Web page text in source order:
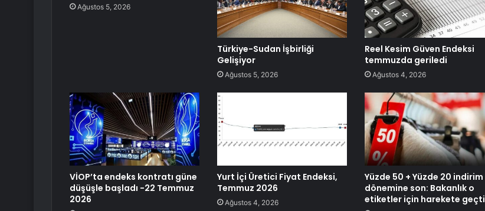
Ağustos 5, 2026
Türkiye-Sudan İşbirliği
Gelişiyor
Ağustos 5, 2026
Reel Kesim Güven Endeksi
temmuzda geriledi
Ağustos 4, 2026
VİOP’ta endeks kontratı güne
düşüşle başladı -22 Temmuz
2026
Yurt İçi Üretici Fiyat Endeksi,
Temmuz 2026
Ağustos 4, 2026
Yüzde 50 + Yüzde 20 indirim
dönemine son: Bakanlık o
etiketler için harekete geçti